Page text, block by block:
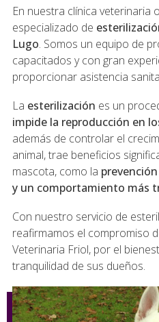
En nuestra clínica veterinaria
especializado de
Lugo. Somos un equipo de
capacitados y con gran
proporcionar asistencia
La esterilización es un
impide la reproducción en
además de controlar el
animal, trae beneficios
mascota, como la
y un comportamiento más
Con nuestro servicio de
reafirmamos el compromiso
Veterinaria Friol, por el
tranquilidad de sus dueños.